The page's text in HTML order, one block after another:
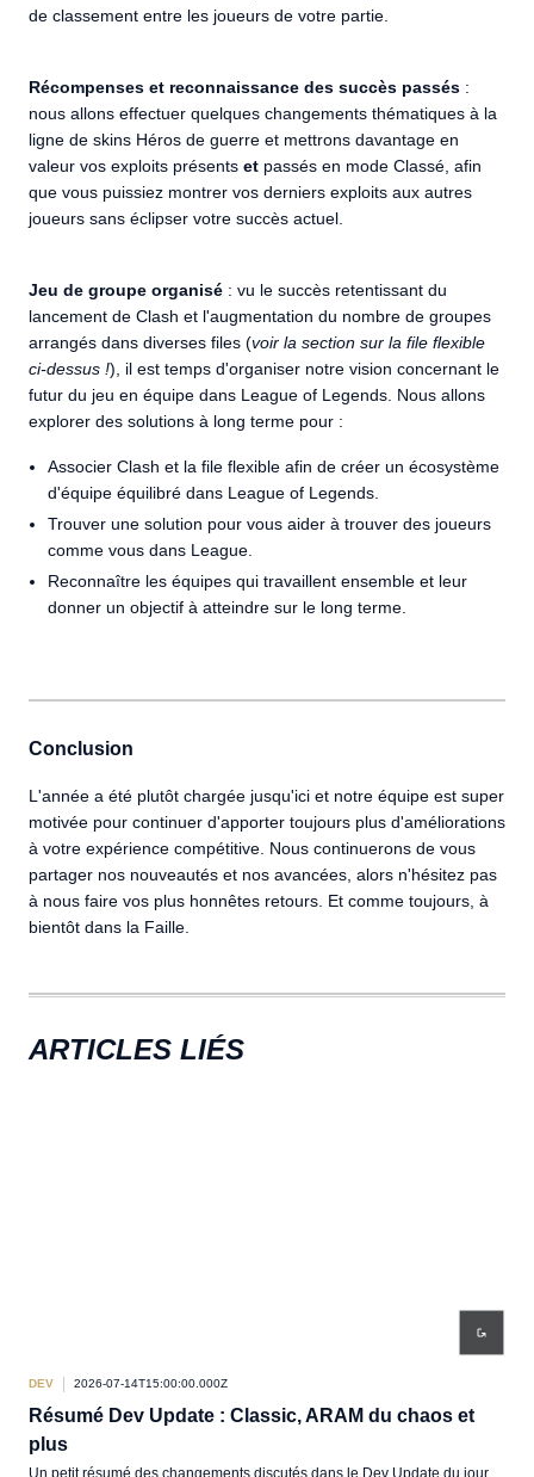
de classement entre les joueurs de votre partie.
Récompenses et reconnaissance des succès passés :
nous allons effectuer quelques changements thématiques à la
ligne de skins Héros de guerre et mettrons davantage en
valeur vos exploits présents et passés en mode Classé, afin
que vous puissiez montrer vos derniers exploits aux autres
joueurs sans éclipser votre succès actuel.
Jeu de groupe organisé : vu le succès retentissant du
lancement de Clash et l'augmentation du nombre de groupes
arrangés dans diverses files (voir la section sur la file flexible
ci-dessus !), il est temps d'organiser notre vision concernant le
futur du jeu en équipe dans League of Legends. Nous allons
explorer des solutions à long terme pour :
Associer Clash et la file flexible afin de créer un écosystème
d'équipe équilibré dans League of Legends.
Trouver une solution pour vous aider à trouver des joueurs
comme vous dans League.
Reconnaître les équipes qui travaillent ensemble et leur
donner un objectif à atteindre sur le long terme.
Conclusion
L'année a été plutôt chargée jusqu'ici et notre équipe est super
motivée pour continuer d'apporter toujours plus d'améliorations
à votre expérience compétitive. Nous continuerons de vous
partager nos nouveautés et nos avancées, alors n'hésitez pas
à nous faire vos plus honnêtes retours. Et comme toujours, à
bientôt dans la Faille.
ARTICLES LIÉS
DEV 2026-07-14T15:00:00.000Z
Résumé Dev Update : Classic, ARAM du chaos et
plus
Un petit résumé des changements discutés dans le Dev Update du jour.